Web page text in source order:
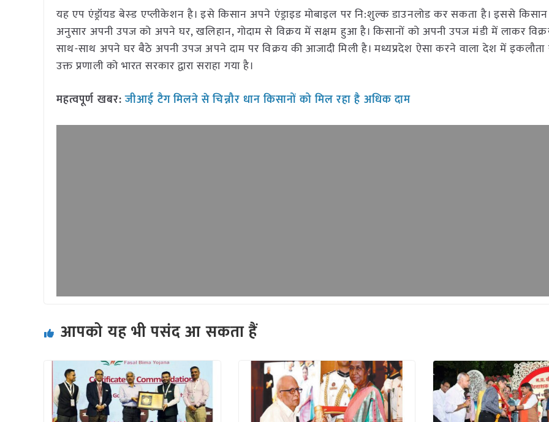
यह एप एंड्रॉयड बेस्ड एप्लीकेशन है। इसे किसान अपने एंड्राइड मोबाइल पर नि:शुल्क डाउनलोड कर सकता है। इससे किसान
अनुसार अपनी उपज को अपने घर, खलिहान, गोदाम से विक्रय में सक्षम हुआ है। किसानों को अपनी उपज मंडी में लाकर
साथ-साथ अपने घर बैठे अपनी उपज अपने दाम पर विक्रय की आजादी मिली है। मध्यप्रदेश ऐसा करने वाला देश में इकलौता
उक्त प्रणाली को भारत सरकार द्वारा सराहा गया है।
महत्वपूर्ण खबर: जीआई टैग मिलने से चिन्नौर धान किसानों को मिल रहा है अधिक दाम
आपको यह भी पसंद आ सकता हैं